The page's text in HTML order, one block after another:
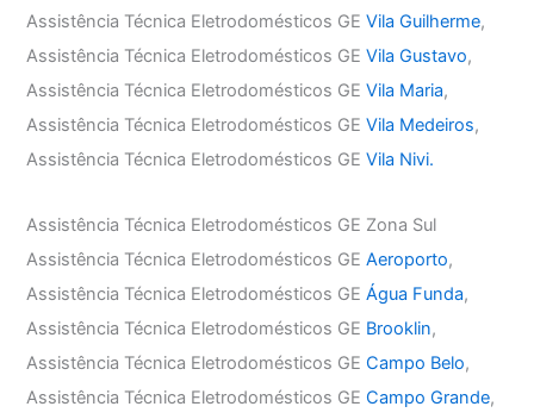
Assistência Técnica Eletrodomésticos GEVila Guilherme,
Assistência Técnica Eletrodomésticos GEVila Gustavo,
Assistência Técnica Eletrodomésticos GEVila Maria,
Assistência Técnica Eletrodomésticos GEVila Medeiros,
Assistência Técnica Eletrodomésticos GEVila Nivi.
Assistência Técnica Eletrodomésticos GE Zona Sul
Assistência Técnica Eletrodomésticos GEAeroporto,
Assistência Técnica Eletrodomésticos GEÁgua Funda,
Assistência Técnica Eletrodomésticos GE Brooklin,
Assistência Técnica Eletrodomésticos GECampo Belo,
Assistência Técnica Eletrodomésticos GECampo Grande,